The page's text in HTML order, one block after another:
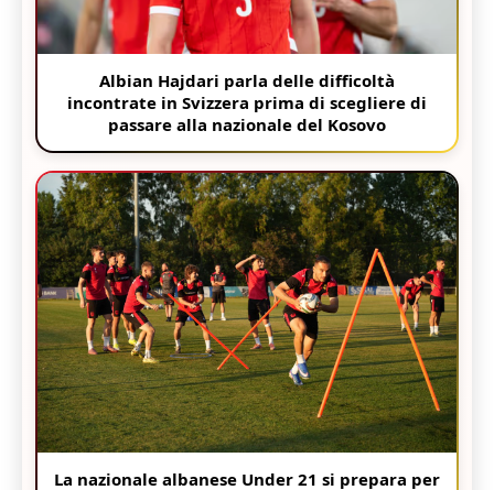
Albian Hajdari parla delle difficoltà
incontrate in Svizzera prima di scegliere di
passare alla nazionale del Kosovo
La nazionale albanese Under 21 si prepara per